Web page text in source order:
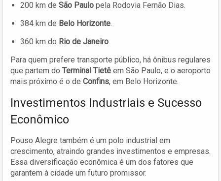
200 km de São Paulo pela Rodovia Fernão Dias.
384 km de Belo Horizonte.
360 km do Rio de Janeiro.
Para quem prefere transporte público, há ônibus regulares
que partem do Terminal Tietê em São Paulo, e o aeroporto
mais próximo é o de Confins, em Belo Horizonte.
Investimentos Industriais e Sucesso
Econômico
Pouso Alegre também é um polo industrial em
crescimento, atraindo grandes investimentos e empresas.
Essa diversificação econômica é um dos fatores que
garantem à cidade um futuro promissor.